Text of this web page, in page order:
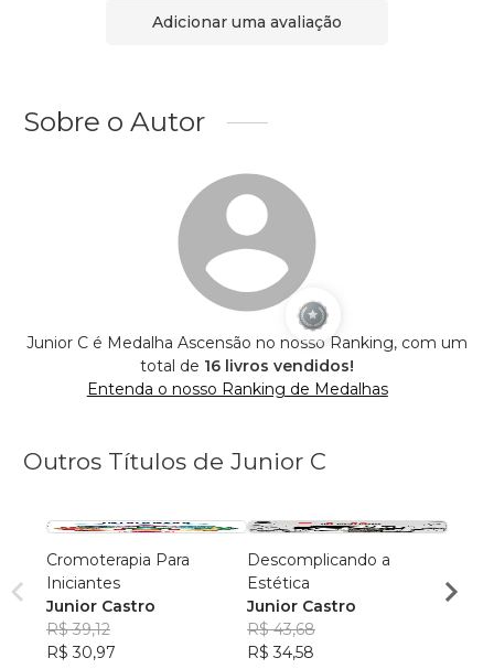
Adicionar uma avaliação
Sobre o Autor
Junior C é Medalha Ascensão no nosso Ranking, com um
total de 16 livros vendidos!
Entenda o nosso Ranking de Medalhas
Outros Títulos de Junior C
Cromoterapia Para
Iniciantes
Junior Castro
R$ 39,12
R$ 30,97
Descomplicando a
Estética
Junior Castro
R$ 43,68
R$ 34,58
R$